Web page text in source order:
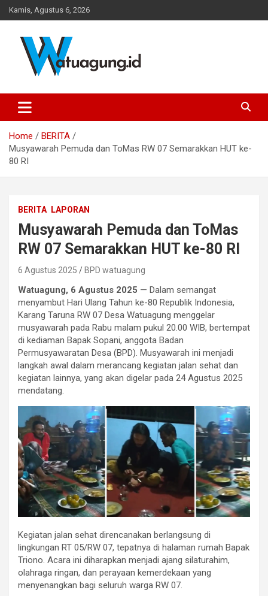
Skip
to
Kamis, Agustus 6, 2026
Watuagung.ID
Banyumas, Jawa Tengah
Home
BERITA
Musyawarah Pemuda dan ToMas RW 07 Semarakkan HUT ke-
80 RI
BERITA LAPORAN
Musyawarah Pemuda dan ToMas
RW 07 Semarakkan HUT ke-80 RI
6 Agustus 2025 BPD watuagung
Watuagung, 6 Agustus 2025 — Dalam semangat
menyambut Hari Ulang Tahun ke-80 Republik Indonesia,
Karang Taruna RW 07 Desa Watuagung menggelar
musyawarah pada Rabu malam pukul 20.00 WIB, bertempat
di kediaman Bapak Sopani, anggota Badan
Permusyawaratan Desa (BPD). Musyawarah ini menjadi
langkah awal dalam merancang kegiatan jalan sehat dan
kegiatan lainnya, yang akan digelar pada 24 Agustus 2025
mendatang.
Kegiatan jalan sehat direncanakan berlangsung di
lingkungan RT 05/RW 07, tepatnya di halaman rumah Bapak
Triono. Acara ini diharapkan menjadi ajang silaturahim,
olahraga ringan, dan perayaan kemerdekaan yang
menyenangkan bagi seluruh warga RW 07.